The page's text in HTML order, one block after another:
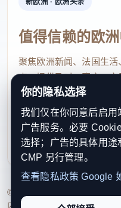
值得信赖的欧
聚焦欧洲新闻、法国生
点，提供及时、真实、
速了解欧洲动态。
服务支持、版权与合作
利通知
© 2026 新欧洲·欧洲头条.
内容透明度、联系方式与用
你的隐私选择
我们仅在你同意后启
广告服务。必要
选择；广告的具体用
CMP 另行管理。
查看隐私政策 Google